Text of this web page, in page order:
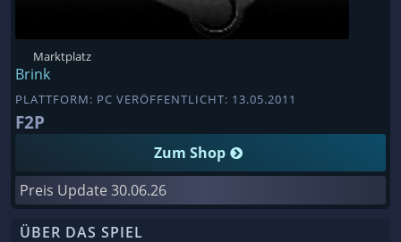
Marktplatz
Brink
PLATTFORM: PC VERÖFFENTLICHT: 13.05.2011
F2P
Zum Shop
Preis Update 30.06.26
ÜBER DAS SPIEL